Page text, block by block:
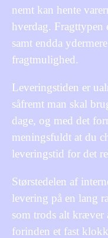
nemt kan hente
hverdag.
samt endda
fragtmulighed.
Leveringstiden er
såfremt man skal
dage, og med det
meningsfuldt at du
leveringstid for det
Størstedelen af
levering på en lang
som trods alt kræver
forinden et fast